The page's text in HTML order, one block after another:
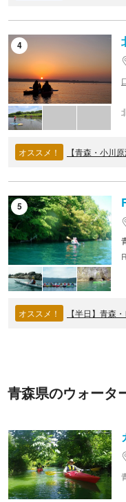
4
オススメ！
5
オススメ！ 【半日】青森
青森県のウォータ